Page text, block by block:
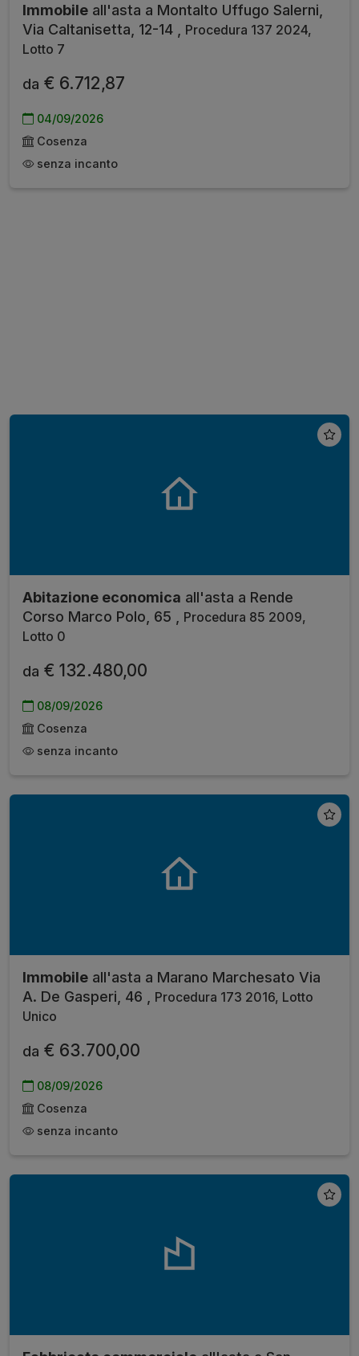
Immobile all'asta a Montalto Uffugo Salerni,
Via Caltanisetta, 12-14 ,
Procedura 137 2024,
Lotto 7
da € 6.712,87
04/09/2026
Cosenza
senza incanto
Abitazione economica all'asta a Rende
Corso Marco Polo, 65 ,
Procedura 85 2009,
Lotto 0
da € 132.480,00
08/09/2026
Cosenza
senza incanto
Immobile all'asta a Marano Marchesato Via
A. De Gasperi, 46 ,
Procedura 173 2016, Lotto
Unico
da € 63.700,00
08/09/2026
Cosenza
senza incanto